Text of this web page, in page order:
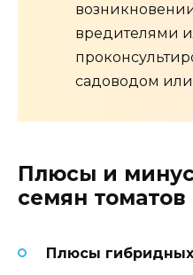
вредителями
садоводом
Плюсы и
семян томатов
Плюсы гибридных